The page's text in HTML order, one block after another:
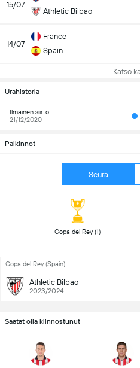
15/07
Athletic Bilbao
14/07
France
Spain
Katso
Urahistoria
Ilmainen siirto
21/12/2020
Palkinnot
Seura
Copa del Rey (Spain)
Athletic Bilbao
2023/2024
Saatat olla kiinnostunut